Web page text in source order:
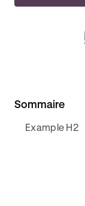
Sommaire
Example H2